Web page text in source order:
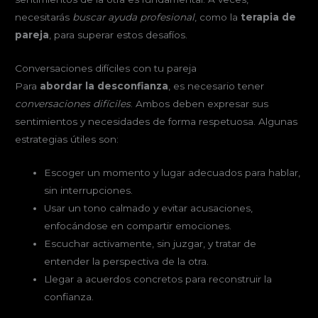
necesitarás buscar ayuda profesional, como la terapia de
pareja , para superar estos desafíos.
Conversaciones difíciles con tu pareja
Para abordar la desconfianza , es necesario tener
conversaciones difíciles. Ambos deben expresar sus
sentimientos y necesidades de forma respetuosa. Algunas
estrategias útiles son:
Escoger un momento y lugar adecuados para hablar,
sin interrupciones.
Usar un tono calmado y evitar acusaciones,
enfocándose en compartir emociones.
Escuchar activamente, sin juzgar, y tratar de
entender la perspectiva de la otra.
Llegar a acuerdos concretos para reconstruir la
confianza.